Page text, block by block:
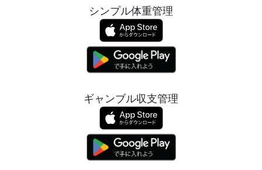
シンプル体重管理
ギャンブル収支管理